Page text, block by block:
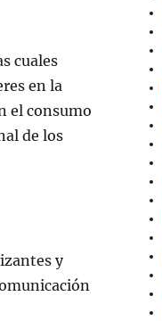
cuales
en la
el consumo
de los
y